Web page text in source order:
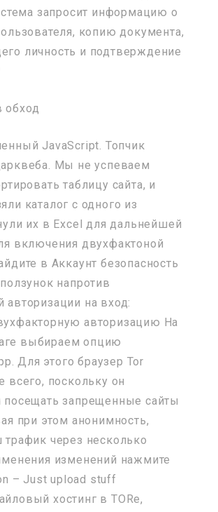
запросит информацию о
копию документа,
личность и подтверждение
JavaScript. Топчик
Мы не успеваем
таблицу сайта, и
каталог с одного из
их в Excel для дальнейшей
включения двухфактоной
в Аккаунт безопасность
напротив
авторизации на вход:
авторизацию На
выбираем опцию
Для этого браузер Tor
всего, поскольку он
посещать запрещенные сайты
при этом анонимность,
через несколько
изменений нажмите
– Just upload stuff
хостинг в TORе,